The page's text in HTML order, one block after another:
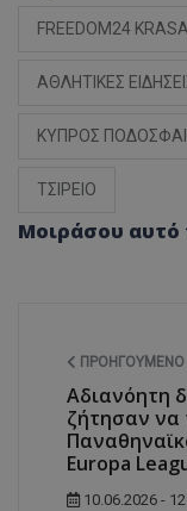
FREEDOM24
ΑΘΛΗΤΙΚΕΣ
ΚΥΠΡΟΣ
ΤΣΙΡΕΙΟ
Μοιράσου αυτό
Αδιανόητη
ζήτησαν να
Europa
10.06.2026 -